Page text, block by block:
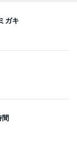
ガキ
間